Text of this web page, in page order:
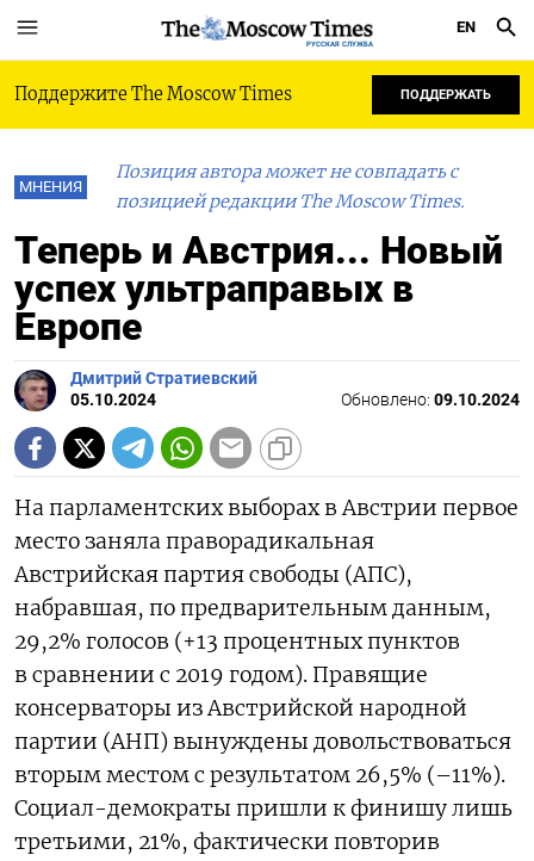
РУССКАЯ СЛУЖБА
EN
Поддержите The Moscow Times ПОДДЕРЖАТЬ
МНЕНИЯ
Позиция автора может не совпадать с
позицией редакции The Moscow Times.
Теперь и Австрия... Новый
успех ультраправых в
Европе
Дмитрий Стратиевский
05.10.2024
Обновлено: 09.10.2024
На парламентских выборах в Австрии первое
место заняла праворадикальная
Австрийская партия свободы (АПС),
набравшая, по предварительным данным,
29,2% голосов (+13 процентных пунктов
в сравнении с 2019 годом). Правящие
консерваторы из Австрийской народной
партии (АНП) вынуждены довольствоваться
вторым местом с результатом 26,5% (–11%).
Социал-демократы пришли к финишу лишь
третьими, 21%, фактически повторив